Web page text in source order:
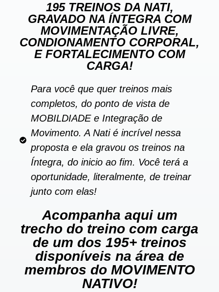
195 TREINOS DA NATI,
GRAVADO NA ÍNTEGRA COM
MOVIMENTAÇÃO LIVRE,
CONDIONAMENTO CORPORAL,
E FORTALECIMENTO COM
CARGA!
Para você que quer treinos mais
completos, do ponto de vista de
MOBILDIADE e Integração de
Movimento. A Nati é incrível nessa
proposta e ela gravou os treinos na
Íntegra, do inicio ao fim. Você terá a
oportunidade, literalmente, de treinar
junto com elas!
Acompanha aqui um
trecho do treino com carga
de um dos 195+ treinos
disponíveis na área de
membros do MOVIMENTO
NATIVO!